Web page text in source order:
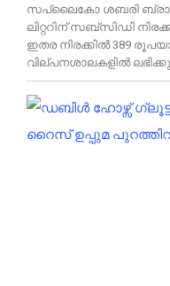
സപ്ലൈകോ ശബരി
ലിറ്ററിന് സബ്സിഡി
ഇതര നിരക്കിൽ 389
വില്പനശാലകളിൽ